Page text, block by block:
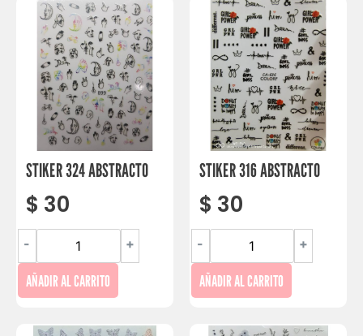
STIKER 324 ABSTRACTO
$ 30
- +
AÑADIR AL CARRITO
STIKER 316 ABSTRACTO
$ 30
- +
AÑADIR AL CARRITO